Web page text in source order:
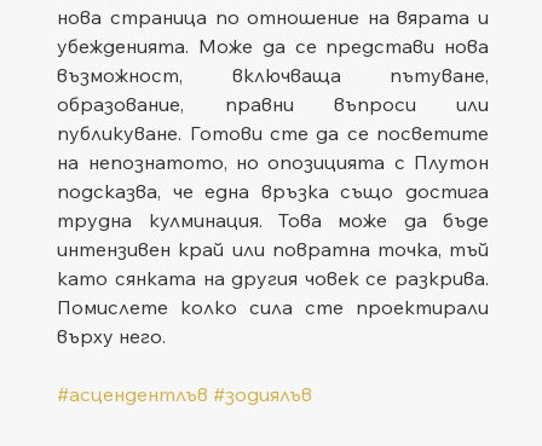
нова страница по отношение на вярата и
убежденията. Може да се представи нова
възможност, включваща пътуване,
образование, правни въпроси или
публикуване. Готови сте да се посветите
на непознатото, но опозицията с Плутон
подсказва, че една връзка също достига
трудна кулминация. Това може да бъде
интензивен край или повратна точка, тъй
като сянката на другия човек се разкрива.
Помислете колко сила сте проектирали
върху него.
#асцендентлъв #зодиялъв